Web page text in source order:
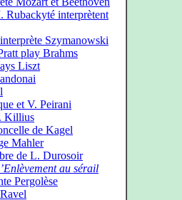
Rubackyté interprètent
Szymanowski
play Brahms
Liszt
et V. Peirani
Killius
de Kagel
Mahler
de L. Durosoir
au sérail
Pergolèse